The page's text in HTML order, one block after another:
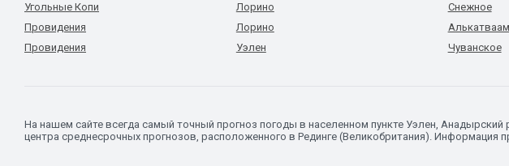
Угольные Копи
Провидения
Провидения
Лорино
Лорино
Уэлен
Снежное
Алькатваам
Чуванское
На нашем сайте всегда самый точный прогноз погоды в населенном пункте Уэлен,
центра среднесрочных прогнозов, расположенного в Рединге (Великобритания). Информация